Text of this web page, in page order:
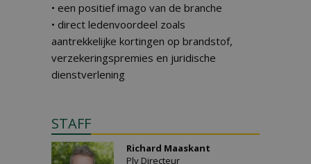
• een positief imago van de branche
• direct ledenvoordeel zoals
aantrekkelijke kortingen op brandstof,
verzekeringspremies en juridische
dienstverlening
STAFF
Richard Maaskant
Plv Directeur